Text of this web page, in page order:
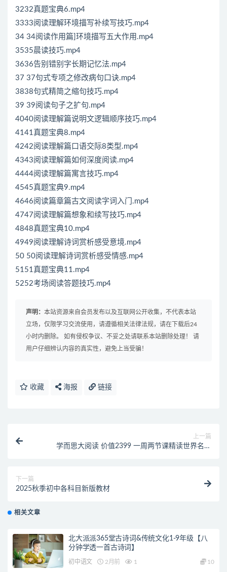
3232真题宝典6.mp4
3333阅读理解环境描写补续写技巧.mp4
34 34阅读作用篇]环境描写五大作用.mp4
3535晨读技巧.mp4
3636告别错别字长期记忆法.mp4
37 37句式专项之修改病句口诀.mp4
3838句式精简之缩句技巧.mp4
39 39阅读句子之扩句.mp4
4040阅读理解篇说明文逻辑顺序技巧.mp4
4141真题宝典8.mp4
4242阅读理解篇口语交际8类型.mp4
4343阅读理解篇如何深度阅读.mp4
4444阅读理解篇寓言技巧.mp4
4545真题宝典9.mp4
4646阅读篇章篇古文阅读字词入门.mp4
4747阅读理解篇想象和续写技巧.mp4
4848真题宝典10.mp4
4949阅读理解诗词赏析感受意境.mp4
50 50阅读理解诗词赏析感受情感.mp4
5151真题宝典11.mp4
5252考场阅读答题技巧.mp4
声明： 本站资源来自会员发布以及互联网公开收集，不代表本站
立场，仅限学习交流使用，请遵循相关法律法规，请在下载后24
小时内删除。 如有侵权争议、不妥之处请联系本站删除处理！ 请
用户仔细辨认内容的真实性，避免上当受骗！
收藏 海报 链接
上一篇
学而思大阅读 价值2399 一周两节课精读世界名著
下一篇
2025秋季初中各科目新版教材
相关文章
北大派派365堂古诗词&传统文化1-9年级【八
分钟学透一首古诗词】
初中语文 2月前 1 10